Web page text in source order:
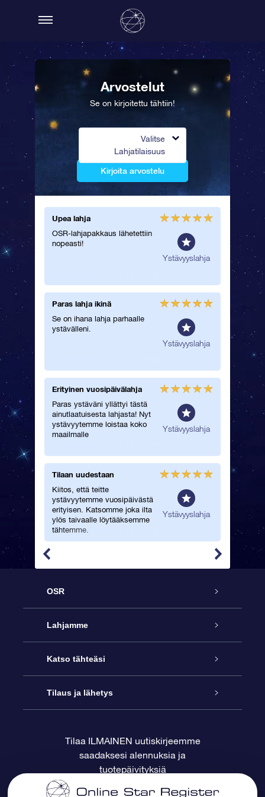
Arvostelut
Se on kirjoitettu tähtiin!
Valitse
Lahjatilaisuus
Kirjoita arvostelu
Upea lahja
OSR-lahjapakkaus lähetettiin
nopeasti!
Ystävyyslahja
Paras lahja ikinä
Se on ihana lahja parhaalle
ystävälleni.
Ystävyyslahja
Erityinen vuosipäivälahja
Paras ystäväni yllättyi tästä
ainutlaatuisesta lahjasta! Nyt
ystävyytemme loistaa koko
maailmalle
Ystävyyslahja
Tilaan uudestaan
Kiitos, että teitte
ystävyytemme vuosipäivästä
erityisen. Katsomme joka ilta
ylös taivaalle löytääksemme
tähtemme.
Ystävyyslahja
lisää
Annoin
Erittäin
Yllätin
omalla
OSR
Palvelu
Ota meihin yhteyttä
Blogi
Arvostelut
Lahjamme
Online Star -lahja
OSR-lahjapakkaus
OSR-lahjakortti
Yrityslahjat
Katso tähteäsi
Star Register
Henkilökohtainen Tähtisivu
One Million Stars
Tilaus ja lähetys
Maksutiedot
Toimitustiedot
Tilaa ILMAINEN uutiskirjeemme
saadaksesi alennuksia ja
tuotepäivityksiä